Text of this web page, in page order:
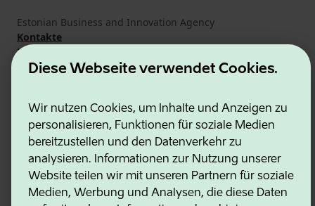
Diese Webseite verwendet Cookies.
Wir nutzen Cookies, um Inhalte und Anzeigen zu
personalisieren, Funktionen für soziale Medien
bereitzustellen und den Datenverkehr zu
analysieren. Informationen zur Nutzung unserer
Website teilen wir mit unseren Partnern für soziale
Medien, Werbung und Analysen, die diese Daten
Estonian Business and Innovation Agency
Kontakte
Kooperationspartner
Nutzungsbedingungen